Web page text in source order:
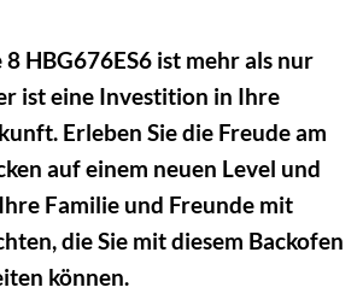
8 HBG676ES6 ist mehr als nur
ist eine Investition in Ihre
Erleben Sie die Freude am
auf einem neuen Level und
Familie und Freunde mit
die Sie mit diesem Backofen
können.